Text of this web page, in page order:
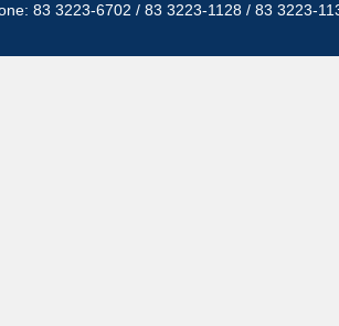
83 3223-6702 / 83 3223-1128 / 83 3223-